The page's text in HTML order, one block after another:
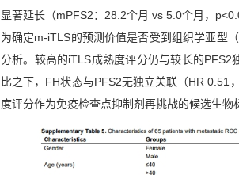
显著延长（mPFS2：28.2个月 vs 5.0个月，
为确定m-iTLS的预测价值是否受到组织学亚型
分析。较高的iTLS成熟度评分仍与较长的
比之下，FH状态与PFS2无独立关联（HR
度评分作为免疫检查点抑制剂再挑战的候选生物